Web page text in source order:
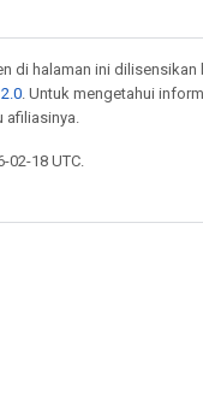
di halaman ini dilisensikan
. Untuk mengetahui
18 UTC.